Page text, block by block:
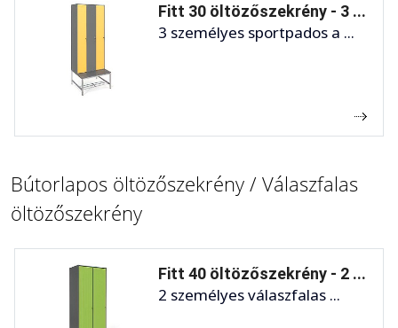
Fitt 30 öltözőszekrény - 3 ...
3 személyes sportpados a ...
Bútorlapos öltözőszekrény / Válaszfalas
öltözőszekrény
Fitt 40 öltözőszekrény - 2 ...
2 személyes válaszfalas ...